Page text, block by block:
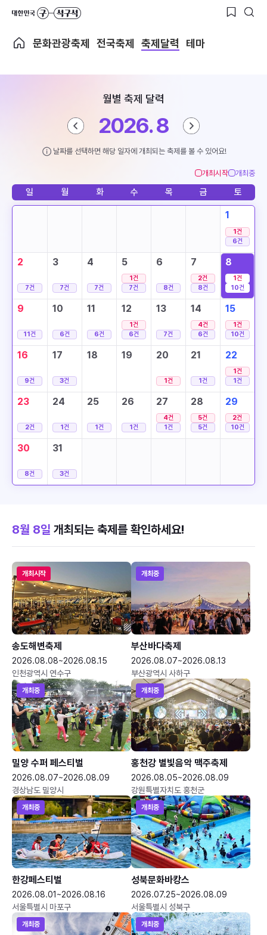
문화관광축제 전국축제 축제달력 테마
월별 축제 달력
2026. 8
날짜를 선택하면 해당 일자에 개최되는 축제를 볼 수 있어요!
개최시작 개최중
일 월 화 수 목 금 토
1
1건
6건
2
7건
3
7건
4
7건
5
1건
7건
6
8건
7
2건
8건
8
1건
10건
9
11건
10
6건
11
6건
12
1건
6건
13
7건
14
4건
6건
15
1건
10건
16
9건
17
3건
18 19 20
1건
21
1건
22
1건
1건
23
2건
24
1건
25
1건
26
1건
27
4건
1건
28
5건
5건
29
2건
10건
30
8건
31
3건
8월 8일 개최되는 축제를 확인하세요!
개최시작
송도해변축제
2026.08.08~2026.08.15
인천광역시 연수구
개최중
부산바다축제
2026.08.07~2026.08.13
부산광역시 사하구
개최중
밀양 수퍼 페스티벌
2026.08.07~2026.08.09
경상남도 밀양시
개최중
홍천강 별빛음악 맥주축제
2026.08.05~2026.08.09
강원특별자치도 홍천군
개최중
한강페스티벌
2026.08.01~2026.08.16
서울특별시 마포구
개최중
성북문화바캉스
2026.07.25~2026.08.09
서울특별시 성북구
개최중 개최중